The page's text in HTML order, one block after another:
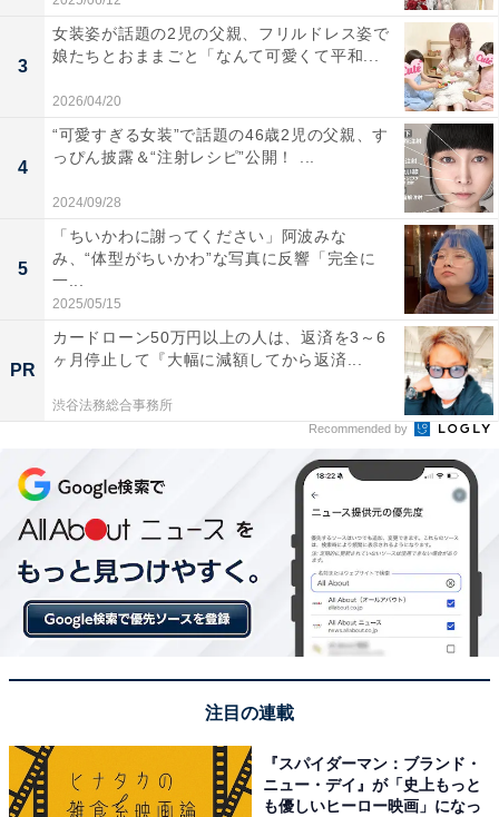
3
女装姿が話題の2児の父親、フリルドレス姿で
娘たちとおままごと「なんて可愛くて平和...
2026/04/20
4
“可愛すぎる女装”で話題の46歳2児の父親、す
っぴん披露＆“注射レシピ”公開！ ...
2024/09/28
5
「ちいかわに謝ってください」阿波みな
み、“体型がちいかわ”な写真に反響「完全に
一...
2025/05/15
PR
カードローン50万円以上の人は、返済を3～6
ヶ月停止して『大幅に減額してから返済...
渋谷法務総合事務所
Recommended by
注目の連載
『スパイダーマン：ブランド・
ニュー・デイ』が「史上もっと
も優しいヒーロー映画」になっ